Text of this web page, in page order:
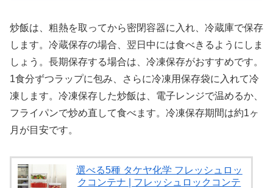
炒飯は、粗熱を取ってから密閉容器に入れ、冷蔵庫で保存
します。冷蔵保存の場合、翌日中には食べきるようにしま
しょう。長期保存する場合は、冷凍保存がおすすめです。
1食分ずつラップに包み、さらに冷凍用保存袋に入れて冷
凍します。冷凍保存した炒飯は、電子レンジで温めるか、
フライパンで炒め直して食べます。冷凍保存期間は約1ヶ
月が目安です。
選べる5種 タケヤ化学 フレッシュロッ
クコンテナ | フレッシュロックコンテ